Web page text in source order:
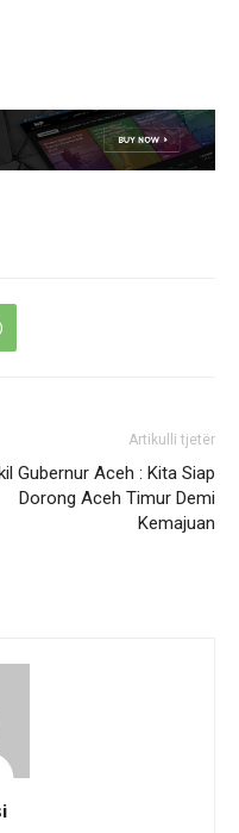
Artikulli tjetër
Gubernur Aceh : Kita Siap
Dorong Aceh Timur Demi
Kemajuan